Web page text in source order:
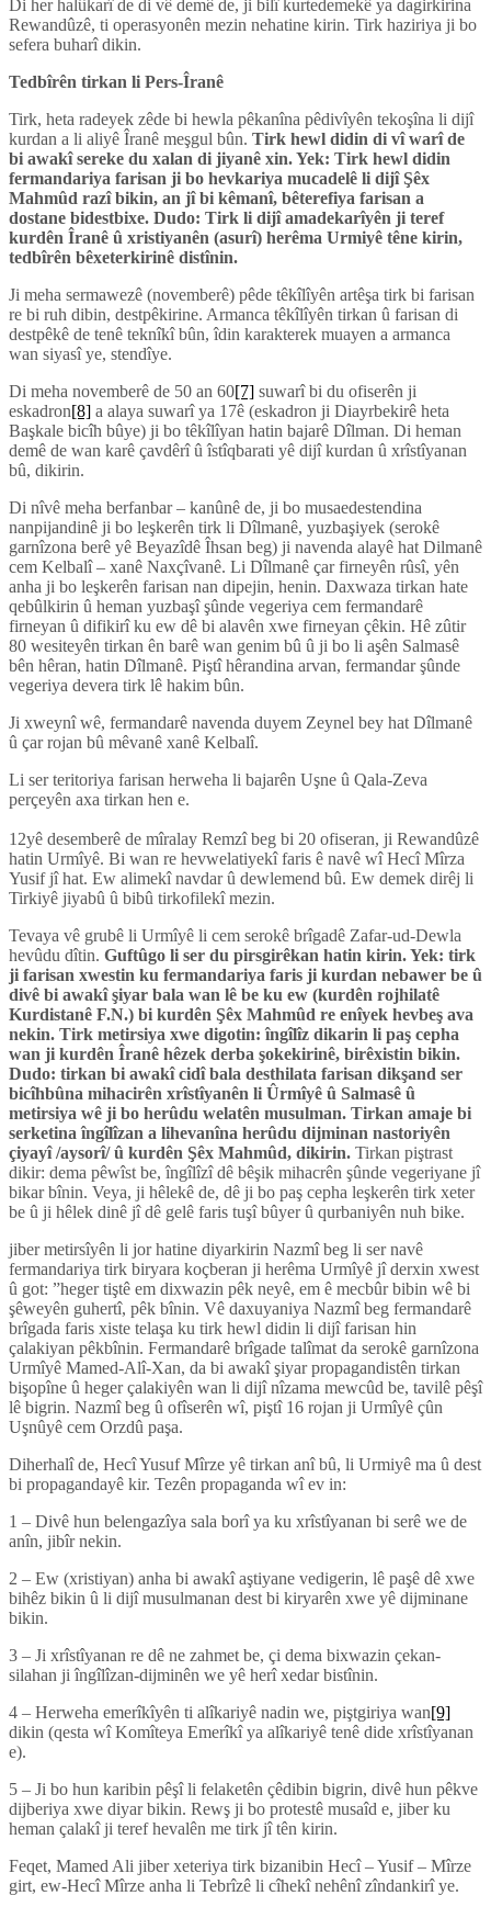
Di her halûkarî de di vê demê de, ji bilî kurtedemekê ya dagirkirina
Rewandûzê, ti operasyonên mezin nehatine kirin. Tirk haziriya ji bo
sefera buharî dikin.
Tedbîrên tirkan li Pers-Îranê
Tirk, heta radeyek zêde bi hewla pêkanîna pêdivîyên tekoşîna li dijî
kurdan a li aliyê Îranê meşgul bûn. Tirk hewl didin di vî warî de
bi awakî sereke du xalan di jiyanê xin. Yek: Tirk hewl didin
fermandariya farisan ji bo hevkariya mucadelê li dijî Şêx
Mahmûd razî bikin, an jî bi kêmanî, bêterefiya farisan a
dostane bidestbixe. Dudo: Tirk li dijî amadekarîyên ji teref
kurdên Îranê û xristiyanên (asurî) herêma Urmiyê têne kirin,
tedbîrên bêxeterkirinê distînin.
Ji meha sermawezê (novemberê) pêde têkîlîyên artêşa tirk bi farisan
re bi ruh dibin, destpêkirine. Armanca têkîlîyên tirkan û farisan di
destpêkê de tenê teknîkî bûn, îdin karakterek muayen a armanca
wan siyasî ye, stendîye.
Di meha novemberê de 50 an 60[7] suwarî bi du ofiserên ji
eskadron[8] a alaya suwarî ya 17ê (eskadron ji Diayrbekirê heta
Başkale bicîh bûye) ji bo têkîlîyan hatin bajarê Dîlman. Di heman
demê de wan karê çavdêrî û îstîqbarati yê dijî kurdan û xrîstîyanan
bû, dikirin.
Di nîvê meha berfanbar – kanûnê de, ji bo musaedestendina
nanpijandinê ji bo leşkerên tirk li Dîlmanê, yuzbaşiyek (serokê
garnîzona berê yê Beyazîdê Îhsan beg) ji navenda alayê hat Dilmanê
cem Kelbalî – xanê Naxçîvanê. Li Dîlmanê çar firneyên rûsî, yên
anha ji bo leşkerên farisan nan dipejin, henin. Daxwaza tirkan hate
qebûlkirin û heman yuzbaşî şûnde vegeriya cem fermandarê
firneyan û difikirî ku ew dê bi alavên xwe firneyan çêkin. Hê zûtir
80 wesiteyên tirkan ên barê wan genim bû û ji bo li aşên Salmasê
bên hêran, hatin Dîlmanê. Piştî hêrandina arvan, fermandar şûnde
vegeriya devera tirk lê hakim bûn.
Ji xweynî wê, fermandarê navenda duyem Zeynel bey hat Dîlmanê
û çar rojan bû mêvanê xanê Kelbalî.
Li ser teritoriya farisan herweha li bajarên Uşne û Qala-Zeva
perçeyên axa tirkan hen e.
12yê desemberê de mîralay Remzî beg bi 20 ofiseran, ji Rewandûzê
hatin Urmîyê. Bi wan re hevwelatiyekî faris ê navê wî Hecî Mîrza
Yusif jî hat. Ew alimekî navdar û dewlemend bû. Ew demek dirêj li
Tirkiyê jiyabû û bibû tirkofilekî mezin.
Tevaya vê grubê li Urmîyê li cem serokê brîgadê Zafar-ud-Dewla
hevûdu dîtin. Guftûgo li ser du pirsgirêkan hatin kirin. Yek: tirk
ji farisan xwestin ku fermandariya faris ji kurdan nebawer be û
divê bi awakî şiyar bala wan lê be ku ew (kurdên rojhilatê
Kurdistanê F.N.) bi kurdên Şêx Mahmûd re enîyek hevbeş ava
nekin. Tirk metirsiya xwe digotin: îngîlîz dikarin li paş cepha
wan ji kurdên Îranê hêzek derba şokekirinê, birêxistin bikin.
Dudo: tirkan bi awakî cidî bala desthilata farisan dikşand ser
bicîhbûna mihacirên xrîstîyanên li Ûrmîyê û Salmasê û
metirsiya wê ji bo herûdu welatên musulman. Tirkan amaje bi
serketina îngîlîzan a lihevanîna herûdu dijminan nastoriyên
çiyayî /aysorî/ û kurdên Şêx Mahmûd, dikirin. Tirkan piştrast
dikir: dema pêwîst be, îngîlîzî dê bêşik mihacrên şûnde vegeriyane jî
bikar bînin. Veya, ji hêlekê de, dê ji bo paş cepha leşkerên tirk xeter
be û ji hêlek dinê jî dê gelê faris tuşî bûyer û qurbaniyên nuh bike.
jiber metirsîyên li jor hatine diyarkirin Nazmî beg li ser navê
fermandariya tirk biryara koçberan ji herêma Urmîyê jî derxin xwest
û got: ”heger tiştê em dixwazin pêk neyê, em ê mecbûr bibin wê bi
şêweyên guhertî, pêk bînin. Vê daxuyaniya Nazmî beg fermandarê
brîgada faris xiste telaşa ku tirk hewl didin li dijî farisan hin
çalakiyan pêkbînin. Fermandarê brîgade talîmat da serokê garnîzona
Urmîyê Mamed-Alî-Xan, da bi awakî şiyar propagandistên tirkan
bişopîne û heger çalakiyên wan li dijî nîzama mewcûd be, tavilê pêşî
lê bigrin. Nazmî beg û ofîserên wî, piştî 16 rojan ji Urmîyê çûn
Uşnûyê cem Orzdû paşa.
Diherhalî de, Hecî Yusuf Mîrze yê tirkan anî bû, li Urmiyê ma û dest
bi propagandayê kir. Tezên propaganda wî ev in:
1 – Divê hun belengazîya sala borî ya ku xrîstîyanan bi serê we de
anîn, jibîr nekin.
2 – Ew (xristiyan) anha bi awakî aştiyane vedigerin, lê paşê dê xwe
bihêz bikin û li dijî musulmanan dest bi kiryarên xwe yê dijminane
bikin.
3 – Ji xrîstîyanan re dê ne zahmet be, çi dema bixwazin çekan-
silahan ji îngîlîzan-dijminên we yê herî xedar bistînin.
4 – Herweha emerîkîyên ti alîkariyê nadin we, piştgiriya wan[9]
dikin (qesta wî Komîteya Emerîkî ya alîkariyê tenê dide xrîstîyanan
e).
5 – Ji bo hun karibin pêşî li felaketên çêdibin bigrin, divê hun pêkve
dijberiya xwe diyar bikin. Rewş ji bo protestê musaîd e, jiber ku
heman çalakî ji teref hevalên me tirk jî tên kirin.
Feqet, Mamed Ali jiber xeteriya tirk bizanibin Hecî – Yusif – Mîrze
girt, ew-Hecî Mîrze anha li Tebrîzê li cîhekî nehênî zîndankirî ye.